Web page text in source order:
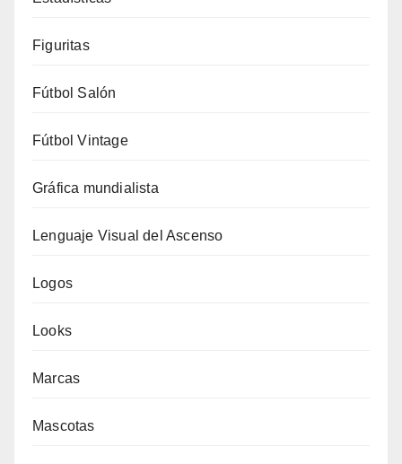
Figuritas
Fútbol Salón
Fútbol Vintage
Gráfica mundialista
Lenguaje Visual del Ascenso
Logos
Looks
Marcas
Mascotas